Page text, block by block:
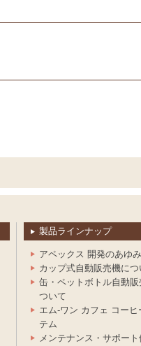
製品ラインナップ
アペックス 開発のあゆみ
カップ式自動販売機につ
缶・ペットボトル自動販
ついて
エム-ワン カフェ コーヒ
テム
メンテナンス・サポート